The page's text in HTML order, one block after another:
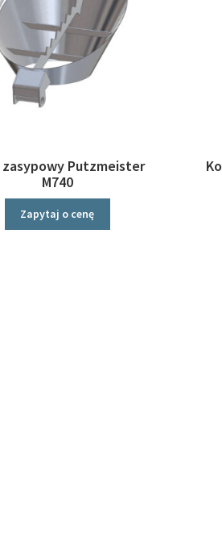
zasypowy Putzmeister
M740
Zapytaj o cenę